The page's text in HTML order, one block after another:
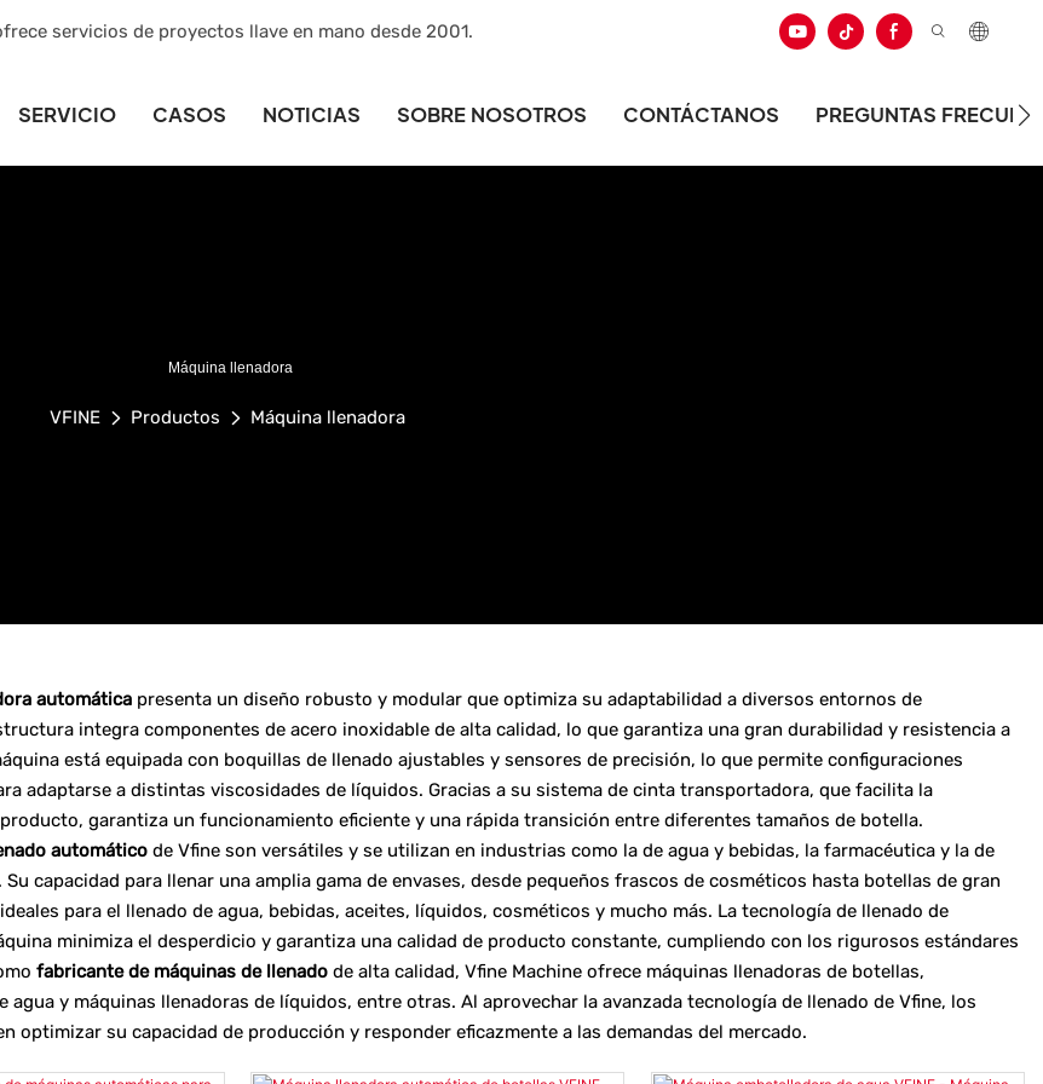
servicios de proyectos llave en mano desde 2001.
SERVICIO CASOS NOTICIAS SOBRE NOSOTROS CONTÁCTANOS PREGUNTAS
Máquina llenadora
VFINE Productos Máquina llenadora
automáticapresenta un diseño robusto y modular que optimiza su adaptabilidad a diversos entornos de
integra componentes de acero inoxidable de alta calidad, lo que garantiza una gran durabilidad y resistencia a
está equipada con boquillas de llenado ajustables y sensores de precisión, lo que permite configuraciones
adaptarse a distintas viscosidades de líquidos. Gracias a su sistema de cinta transportadora, que facilita la
garantiza un funcionamiento eficiente y una rápida transición entre diferentes tamaños de botella.
automáticode Vfine son versátiles y se utilizan en industrias como la de agua y bebidas, la farmacéutica y la de
capacidad para llenar una amplia gama de envases, desde pequeños frascos de cosméticos hasta botellas de gran
para el llenado de agua, bebidas, aceites, líquidos, cosméticos y mucho más. La tecnología de llenado de
minimiza el desperdicio y garantiza una calidad de producto constante, cumpliendo con los rigurosos estándares
fabricante de máquinas de llenadode alta calidad, Vfine Machine ofrece máquinas llenadoras de botellas,
agua y máquinas llenadoras de líquidos, entre otras. Al aprovechar la avanzada tecnología de llenado de Vfine, los
optimizar su capacidad de producción y responder eficazmente a las demandas del mercado.